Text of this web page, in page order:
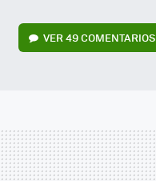
VER49 COMENTARIOS